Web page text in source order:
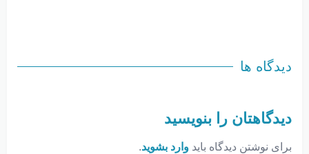
دیدگاه ها
دیدگاهتان را بنویسید
برای نوشتن دیدگاه باید وارد بشوید.